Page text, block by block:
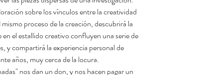
sobre los vínculos entre la creatividad
proceso de la creación, descubrirá la
el estallido creativo confluyen una serie de
y compartirá la experiencia personal de
años, muy cerca de la locura.
nos dan un don, y nos hacen pagar un